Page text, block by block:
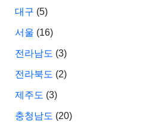
대구 (5)
서울 (16)
전라남도 (3)
전라북도 (2)
제주도 (3)
충청남도 (20)